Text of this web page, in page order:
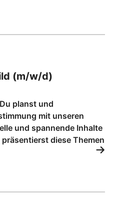
(m/w/d)
planst und
mit unseren
und spannende Inhalte
diese Themen